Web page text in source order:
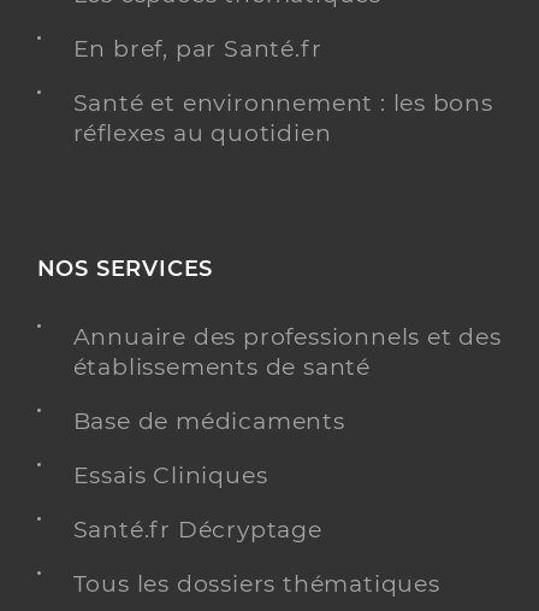
En bref, par Santé.fr
Santé et environnement : les bons
réflexes au quotidien
NOS SERVICES
Annuaire des professionnels et des
établissements de santé
Base de médicaments
Essais Cliniques
Santé.fr Décryptage
Tous les dossiers thématiques